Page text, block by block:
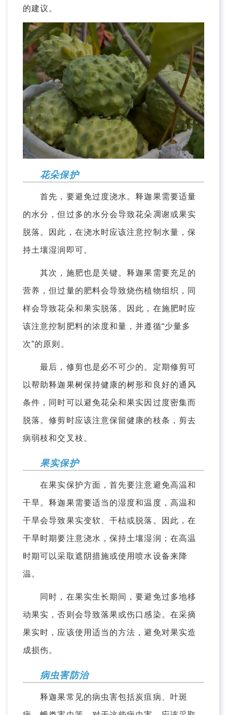
的建议。
花朵保护
首先，要避免过度浇水。释迦果需要适量
的水分，但过多的水分会导致花朵凋谢或果实
脱落。因此，在浇水时应该注意控制水量，保
持土壤湿润即可。
其次，施肥也是关键。释迦果需要充足的
营养，但过量的肥料会导致烧伤植物组织，同
样会导致花朵和果实脱落。因此，在施肥时应
该注意控制肥料的浓度和量，并遵循“少量多
次”的原则。
最后，修剪也是必不可少的。定期修剪可
以帮助释迦果树保持健康的树形和良好的通风
条件，同时可以避免花朵和果实因过度密集而
脱落。修剪时应该注意保留健康的枝条，剪去
病弱枝和交叉枝。
果实保护
在果实保护方面，首先要注意避免高温和
干旱。释迦果需要适当的湿度和温度，高温和
干旱会导致果实变软、干枯或脱落。因此，在
干旱时期要注意浇水，保持土壤湿润；在高温
时期可以采取遮阴措施或使用喷水设备来降
温。
同时，在果实生长期间，要避免过多地移
动果实，否则会导致落果或伤口感染。在采摘
果实时，应该使用适当的方法，避免对果实造
成损伤。
病虫害防治
释迦果常见的病虫害包括炭疽病、叶斑